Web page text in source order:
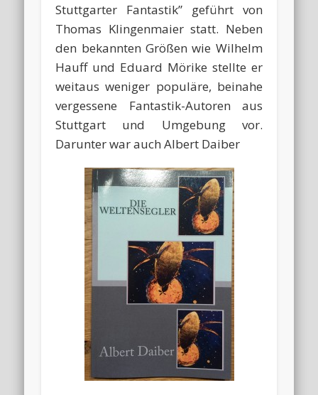
Stuttgarter Fantastik” geführt von
Thomas Klingenmaier statt. Neben
den bekannten Größen wie Wilhelm
Hauff und Eduard Mörike stellte er
weitaus weniger populäre, beinahe
vergessene Fantastik-Autoren aus
Stuttgart und Umgebung vor.
Darunter war auch Albert Daiber